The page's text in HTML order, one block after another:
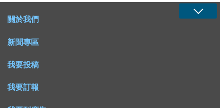
關於我們
新聞專區
我要投稿
我要訂報